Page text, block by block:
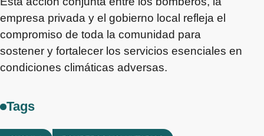
empresa privada y el gobierno local refleja el
compromiso de toda la comunidad para
sostener y fortalecer los servicios esenciales en
condiciones climáticas adversas.
Tags